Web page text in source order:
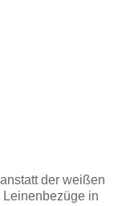
der weißen
in